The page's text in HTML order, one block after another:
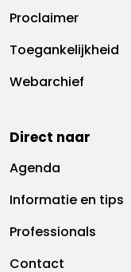
Proclaimer
Toegankelijkheid
Webarchief
Direct naar
Agenda
Informatie en tips
Professionals
Contact